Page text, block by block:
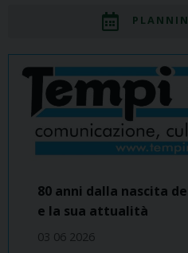
80 anni dalla nascita
e la sua attualità
03 06 2026